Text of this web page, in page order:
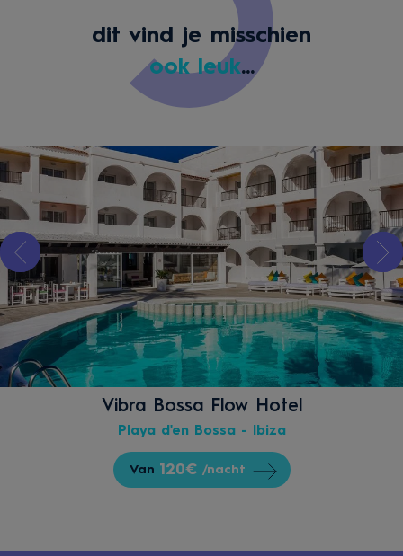
dit vind je misschien
ook leuk...
Vibra Bossa Flow Hotel
Playa d'en Bossa - Ibiza
Van 120€ /nacht